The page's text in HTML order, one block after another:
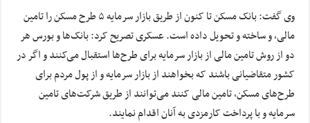
وی گفت: بانک مسکن تا کنون از طریق بازار سرمایه ۵ طرح مسکن را تامین
مالی، و ساخته و تحویل داده است. عسکری تصریح کرد: بانک‌ها و بورس هر
دو از روش تامین مالی از بازار سرمایه برای طرح‌ها استقبال می‌کنند و اگر در
کشور متقاضیانی باشند که بخواهند از بازار سرمایه و از پول مردم برای
طرح‌های مسکن، تامین مالی کنند می‌توانند از طریق شرکت‌های تامین
سرمایه و با پرداخت کارمزدی به آنان اقدام نمایند.